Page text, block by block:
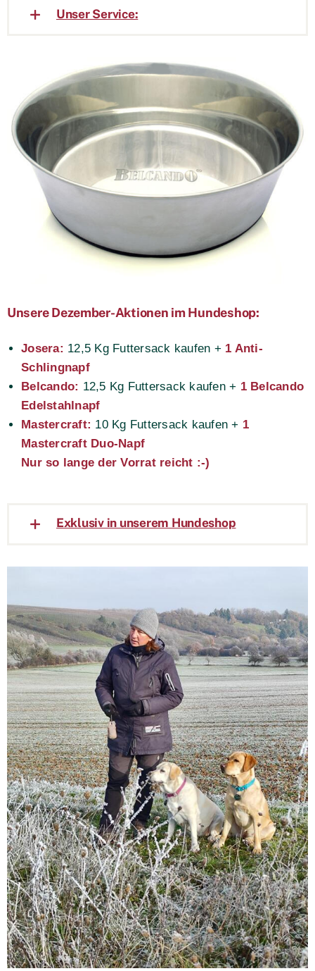
Unser Service:
Unsere Dezember-Aktionen im Hundeshop:
Josera: 12,5 Kg Futtersack kaufen +1 Anti-
Schlingnapf
Belcando: 12,5 Kg Futtersack kaufen + 1 Belcando
Edelstahlnapf
Mastercraft: 10 Kg Futtersack kaufen + 1
Mastercraft Duo-Napf
Nur so lange der Vorrat reicht :-)
Exklusiv in unserem Hundeshop